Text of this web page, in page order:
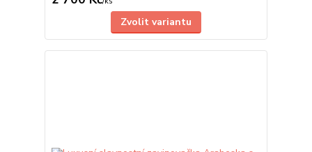
Zvolit variantu